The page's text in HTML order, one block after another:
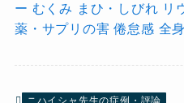
ー むくみ まひ・しびれ リ
薬・サプリの害 倦怠感 全
ニハイシャ先生の症例・評論